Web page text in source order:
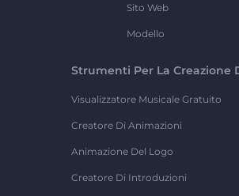
Sito Web
Modello
Strumenti Per La Creazione
Visualizzatore Musicale Gratuito
Creatore Di Animazioni
Animazione Del Logo
Creatore Di Introduzioni